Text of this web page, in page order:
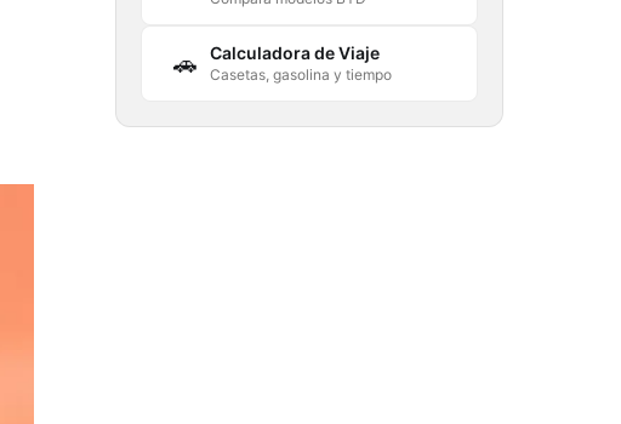
🚗 Calculadora de Viaje
Casetas, gasolina y tiempo